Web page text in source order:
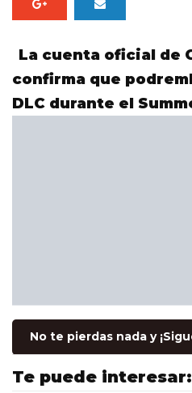
La cuenta oficial de
confirma que
DLC durante el
No te pierdas nada y
Te puede interesar: